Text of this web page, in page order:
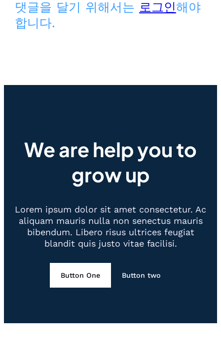
댓글을 달기 위해서는 로그인해야
합니다.
We are help you to
grow up
Lorem ipsum dolor sit amet consectetur. Ac
aliquam mauris nulla non senectus mauris
bibendum. Libero risus ultrices feugiat
blandit quis justo vitae facilisi.
Button One Button two